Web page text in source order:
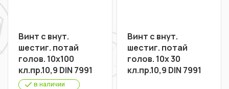
Винт с внут.
шестиг. потай
голов. 10х100
кл.пр.10,9 DIN 7991
в наличии
Винт с внут.
шестиг. потай
голов. 10х 30
кл.пр.10,9 DIN 7991